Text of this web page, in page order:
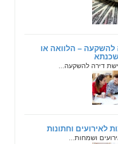
להשקעה – הלוואה או
דירה להשקעה...
לאירועים וחתונות
ושמחות...